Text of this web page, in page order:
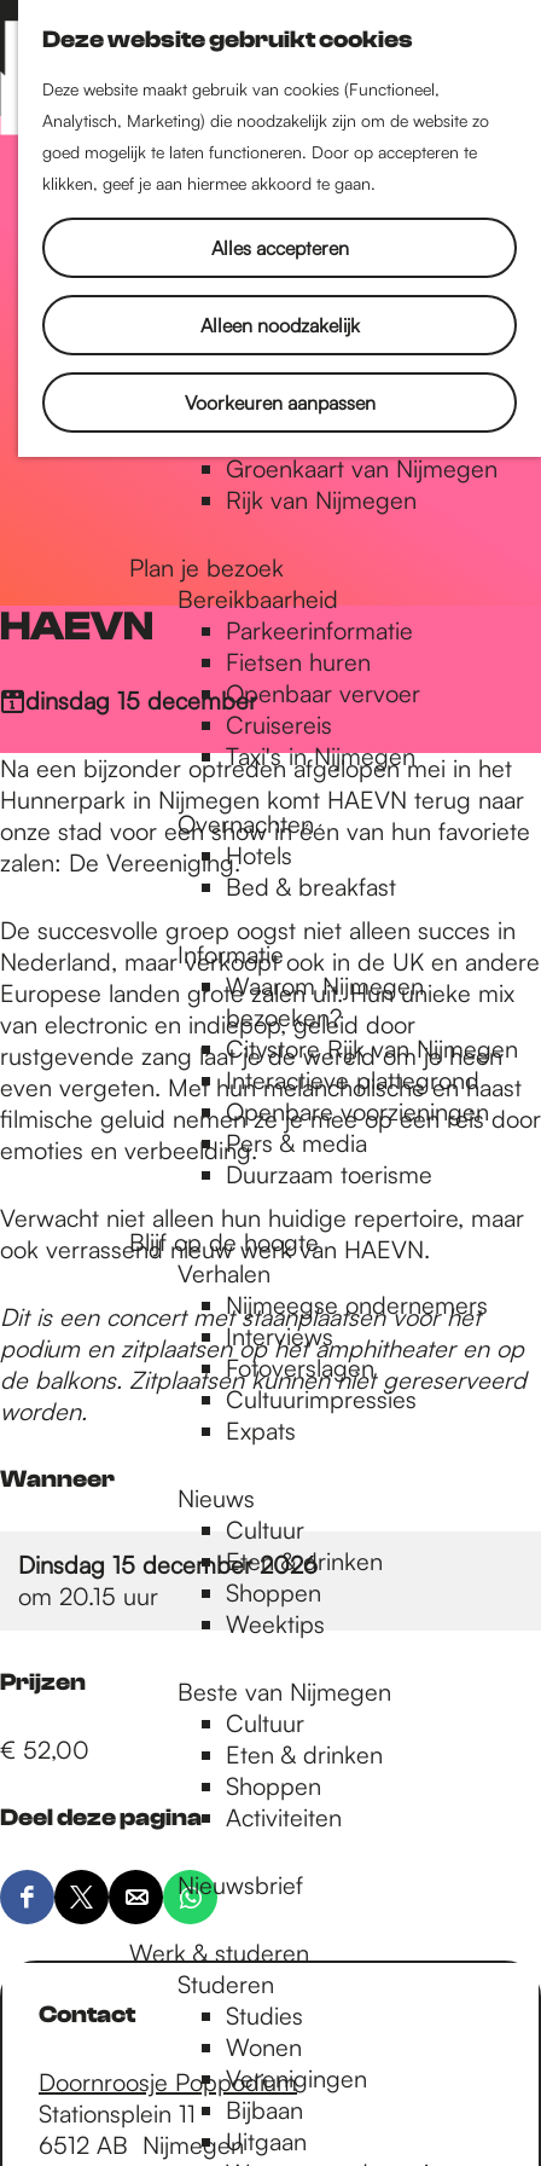
Deze website gebruikt cookies
Deze website maakt gebruik van cookies (Functioneel,
Analytisch, Marketing) die noodzakelijk zijn om de website zo
goed mogelijk te laten functioneren. Door op accepteren te
klikken, geef je aan hiermee akkoord te gaan.
Alles accepteren
Alleen noodzakelijk
Voorkeuren aanpassen
Z
o
e
k
e
K
a
a
r
t
M
e
n
Nijmegen-Nieuw-West
Nijmegen-Oud-West
Dukenburg
Lindenholt
Historie
De oudste stad van
Nederland
Historische tijdlijn
Romeinse Limes
Vrede van Nijmegen Penning
Natuur in Nijmegen
Groenkaart van Nijmegen
Rijk van Nijmegen
Plan je bezoek
Bereikbaarheid
Parkeerinformatie
Fietsen huren
Openbaar vervoer
Cruisereis
Taxi's in Nijmegen
Overnachten
Hotels
Bed & breakfast
Informatie
Waarom Nijmegen
bezoeken?
Citystore Rijk van Nijmegen
Interactieve plattegrond
Openbare voorzieningen
Pers & media
Duurzaam toerisme
Blijf op de hoogte
Verhalen
Nijmeegse ondernemers
Interviews
Fotoverslagen
Cultuurimpressies
Expats
Nieuws
Cultuur
Eten & drinken
Shoppen
Weektips
Beste van Nijmegen
Cultuur
Eten & drinken
Shoppen
Activiteiten
Nieuwsbrief
Werk & studeren
Studeren
Studies
Wonen
Verenigingen
Bijbaan
Uitgaan
HAEVN
dinsdag 15 december
Na een bijzonder optreden afgelopen mei in het
Hunnerpark in Nijmegen komt HAEVN terug naar
onze stad voor een show in één van hun favoriete
zalen: De Vereeniging.
De succesvolle groep oogst niet alleen succes in
Nederland, maar verkoopt ook in de UK en andere
Europese landen grote zalen uit. Hun unieke mix
van electronic en indiepop, geleid door
rustgevende zang laat je de wereld om je heen
even vergeten. Met hun melancholische en haast
filmische geluid nemen ze je mee op een reis door
emoties en verbeelding.
Verwacht niet alleen hun huidige repertoire, maar
ook verrassend nieuw werk van HAEVN.
Dit is een concert met staanplaatsen voor het
podium en zitplaatsen op het amphitheater en op
de balkons. Zitplaatsen kunnen niet gereserveerd
worden.
Wanneer
Dinsdag 15 december 2026
om 20.15 uur
Prijzen
€ 52,00
Deel deze pagina
D
e
D
e
l
z
e
D
e
e
l
z
e
D
e
e
d
z
e
Contact
Doornroosje Poppodium
Stationsplein 11
6512 AB Nijmegen